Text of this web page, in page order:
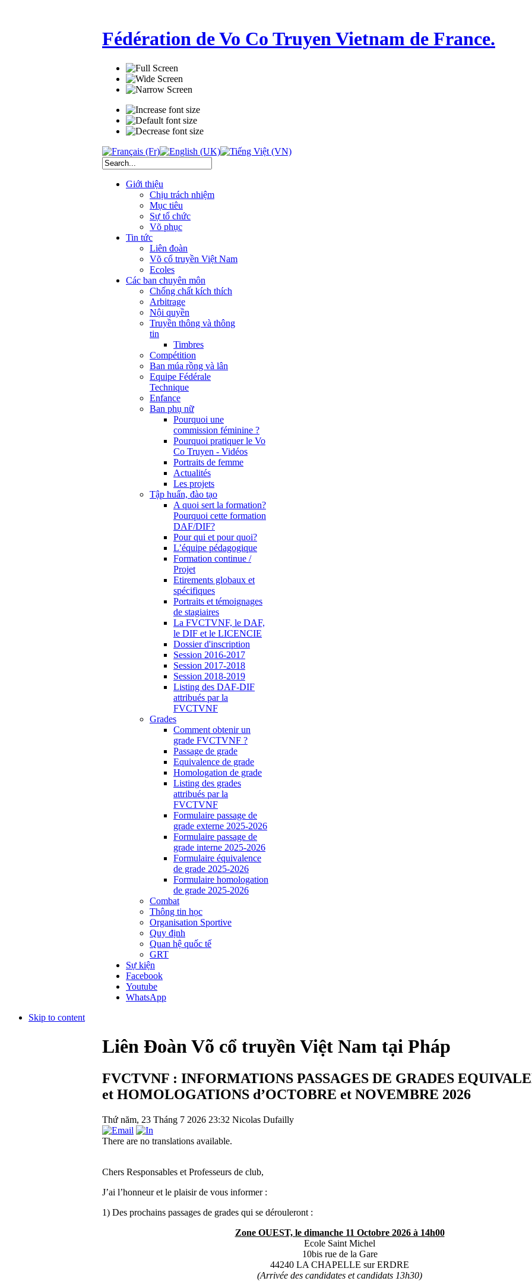
Fédération de Vo Co Truyen Vietnam de France.
Giới thiệu
Chịu trách nhiệm
Mục tiêu
Sự tổ chức
Võ phục
Tin tức
Liên đoàn
Võ cổ truyền Việt Nam
Ecoles
Các ban chuyên môn
Chống chất kích thích
Arbitrage
Nội quyền
Truyền thông và thông
tin
Timbres
Compétition
Ban múa rồng và lân
Equipe Fédérale
Technique
Enfance
Ban phụ nữ
Pourquoi une
commission féminine ?
Pourquoi pratiquer le Vo
Co Truyen - Vidéos
Portraits de femme
Actualités
Les projets
Tập huấn, đào tạo
A quoi sert la formation?
Pourquoi cette formation
DAF/DIF?
Pour qui et pour quoi?
L’équipe pédagogique
Formation continue /
Projet
Etirements globaux et
spécifiques
Portraits et témoignages
de stagiaires
La FVCTVNF, le DAF,
le DIF et le LICENCIE
Dossier d'inscription
Session 2016-2017
Session 2017-2018
Session 2018-2019
Listing des DAF-DIF
attribués par la
FVCTVNF
Grades
Comment obtenir un
grade FVCTVNF ?
Passage de grade
Equivalence de grade
Homologation de grade
Listing des grades
attribués par la
FVCTVNF
Formulaire passage de
grade externe 2025-2026
Formulaire passage de
grade interne 2025-2026
Formulaire équivalence
de grade 2025-2026
Formulaire homologation
de grade 2025-2026
Combat
Thông tin học
Organisation Sportive
Quy định
Quan hệ quốc tế
GRT
Sự kiện
Facebook
Youtube
WhatsApp
Skip to content
Liên Đoàn Võ cổ truyền Việt Nam tại Pháp
FVCTVNF : INFORMATIONS PASSAGES DE GRADES
et HOMOLOGATIONS d’OCTOBRE et NOVEMBRE 2026
Thứ năm, 23 Tháng 7 2026 23:32 Nicolas Dufailly
There are no translations available.
Chers Responsables et Professeurs de club,
J’ai l’honneur et le plaisir de vous informer :
1) Des prochains passages de grades qui se dérouleront :
Zone OUEST, le dimanche 11 Octobre 2026 à 14h00
Ecole Saint Michel
10bis rue de la Gare
44240 LA CHAPELLE sur ERDRE
(Arrivée des candidates et candidats 13h30)